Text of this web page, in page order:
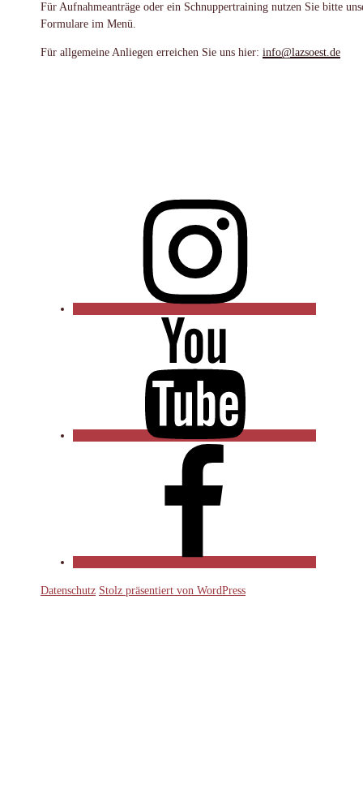
Für Aufnahmeanträge oder ein Schnuppertraining nutzen Sie bitte
Formulare im Menü.
Für allgemeine Anliegen erreichen Sie uns hier: info@lazsoest.de
Datenschutz Stolz präsentiert von WordPress